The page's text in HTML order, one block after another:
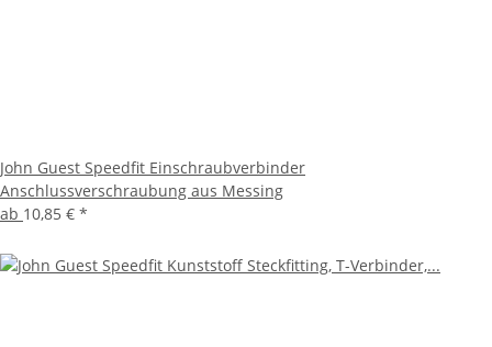
John Guest Speedfit Einschraubverbinder
Anschlussverschraubung aus Messing
ab 10,85 € *